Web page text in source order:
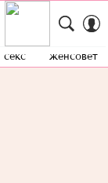
секс женсовет